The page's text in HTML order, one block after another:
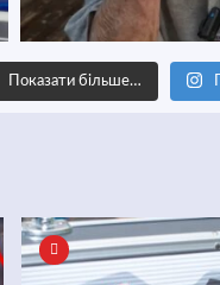
Показати більше…